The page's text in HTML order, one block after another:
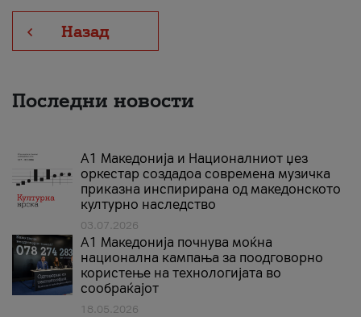
Назад
Последни новости
А1 Македонија и Националниот џез
оркестар создадоа современа музичка
приказна инспирирана од македонското
културно наследство
03.07.2026
A1 Македонија почнува моќна
национална кампања за поодговорно
користење на технологијата во
сообраќајот
18.05.2026